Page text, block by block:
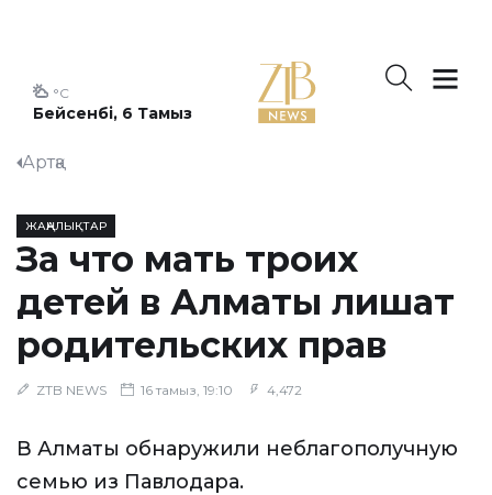
Бейсенбі, 6 Тамыз
°C
Артқа
ЖАҢАЛЫҚТАР
За что мать троих
детей в Алматы лишат
родительских прав
ZTB NEWS 16 тамыз, 19:10 4,472
В Алматы обнаружили неблагополучную
семью из Павлодара.